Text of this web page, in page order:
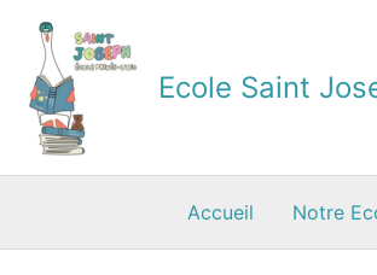
contenu
Ecole Saint
Accueil Notre